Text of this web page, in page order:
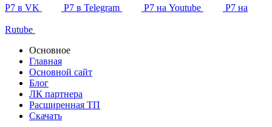
Р7 в VK Р7 в Telegram Р7 на Youtube Р7 на
Rutube
Основное
Главная
Основной сайт
Блог
ЛК партнера
Расширенная ТП
Скачать